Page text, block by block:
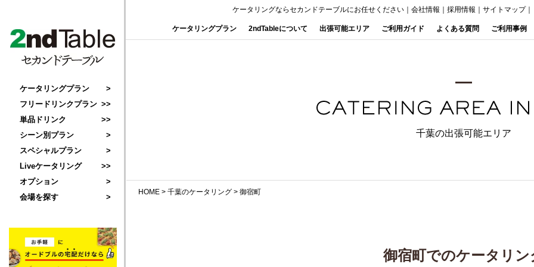
ケータリングならセカンドテーブルにお任せください 会社情報 採用情報 サイトマップ｜
ケータリングプラン 2ndTableについて 出張可能エリア ご利用ガイド よくある質問 ご利用事例
ケータリングプラン
フリードリンクプラン
単品ドリンク
シーン別プラン
スペシャルプラン
Liveケータリング
オプション
会場を探す
千葉の出張可能エリア
HOME > 千葉のケータリング > 御宿町
御宿町でのケータリン